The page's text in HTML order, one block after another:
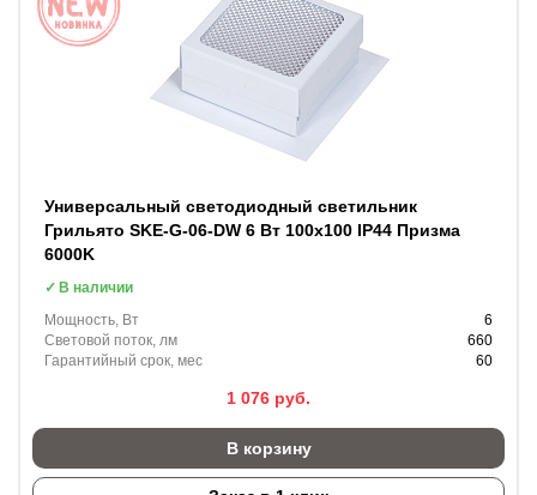
Универсальный светодиодный светильник
Грильято SKE-G-06-DW 6 Вт 100x100 IP44 Призма
6000K
В наличии
Мощность, Вт
6
Световой поток, лм
660
Гарантийный срок, мес
60
1 076 руб.
В корзину